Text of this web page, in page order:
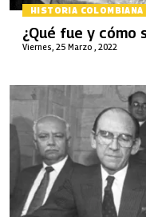
HISTORIA COLOMBIANA
Viernes, 25 Marzo , 2022
¿Qué fue y cómo